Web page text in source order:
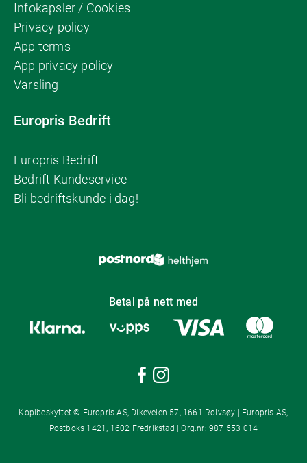
Infokapsler / Cookies
Privacy policy
App terms
App privacy policy
Varsling
Europris Bedrift
Europris Bedrift
Bedrift Kundeservice
Bli bedriftskunde i dag!
Betal på nett med
Kopibeskyttet © Europris AS, Dikeveien 57, 1661 Rolvsøy | Europris AS,
Postboks 1421, 1602 Fredrikstad | Org.nr: 987 553 014